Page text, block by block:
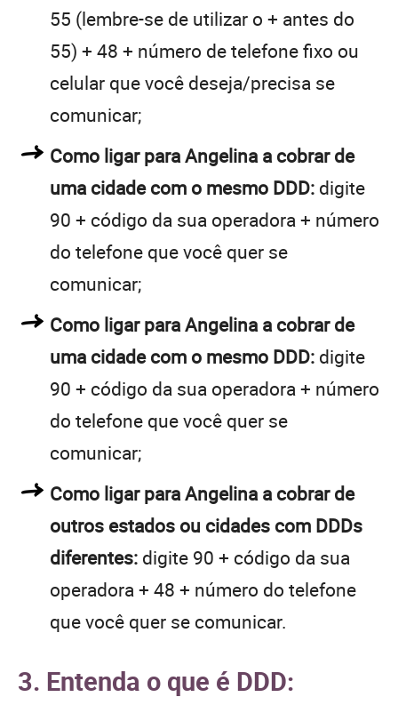
55 (lembre-se de utilizar o + antes do
55) + 48 + número de telefone fixo ou
celular que você deseja/precisa se
comunicar;
Como ligar para Angelina a cobrar de
uma cidade com o mesmo DDD: digite
90 + código da sua operadora + número
do telefone que você quer se
comunicar;
Como ligar para Angelina a cobrar de
uma cidade com o mesmo DDD: digite
90 + código da sua operadora + número
do telefone que você quer se
comunicar;
Como ligar para Angelina a cobrar de
outros estados ou cidades com DDDs
diferentes: digite 90 + código da sua
operadora + 48 + número do telefone
que você quer se comunicar.
3. Entenda o que é DDD: